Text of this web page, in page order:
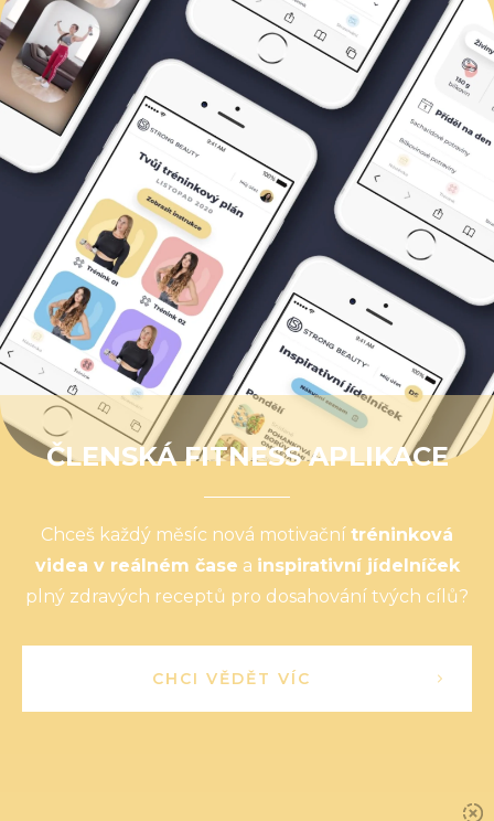
ČLENSKÁ FITNESS APLIKACE
Chceš každý měsíc nová motivační tréninková
videa v reálném čase a inspirativní jídelníček
plný zdravých receptů pro dosahování tvých cílů?
CHCI VĚDĚT VÍC